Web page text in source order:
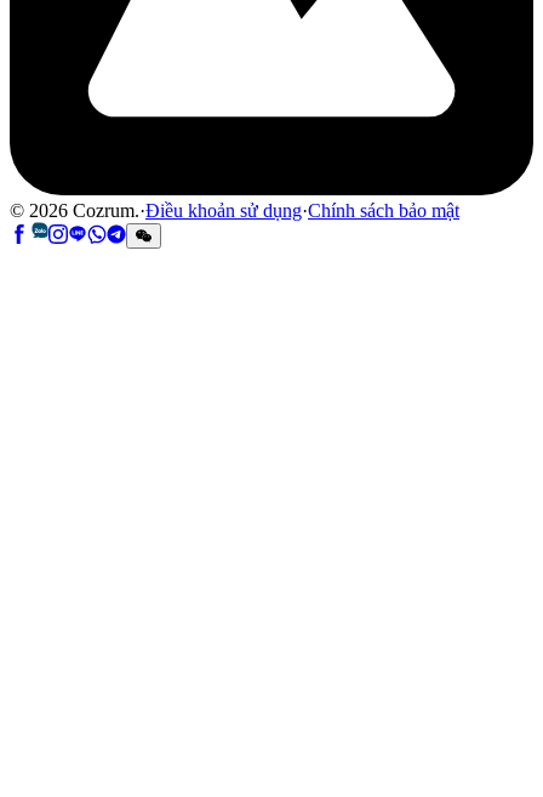
© 2026 Cozrum.·Điều khoản sử dụng·Chính sách bảo mật